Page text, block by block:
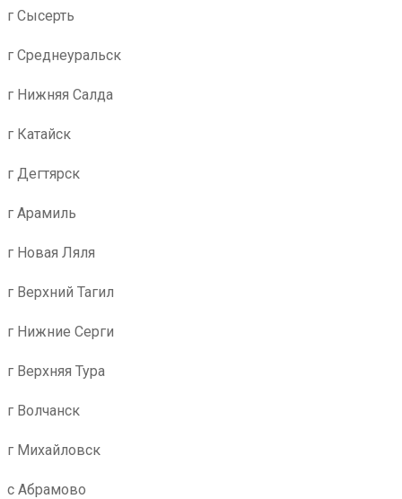
г Сысерть
г Среднеуральск
г Нижняя Салда
г Катайск
г Дегтярск
г Арамиль
г Новая Ляля
г Верхний Тагил
г Нижние Серги
г Верхняя Тура
г Волчанск
г Михайловск
с Абрамово